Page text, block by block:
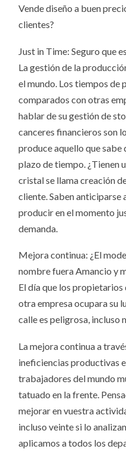
Vende diseño a buen
clientes?
Just in Time: Seguro que
La gestión de la
el mundo. Los tiempos de
comparados con otras
hablar de su gestión de
canceres financieros son
produce aquello que sabe
plazo de tiempo. ¿Tienen
cristal se llama creación
cliente. Saben anticiparse
producir en el momento
demanda.
Mejora continua: ¿El
nombre fuera Amancio y
El día que los
otra empresa ocupara su
calle es peligrosa, incluso
La mejora continua a
ineficiencias productivas
trabajadores del mundo
tatuado en la frente.
mejorar en vuestra
incluso veinte si lo
aplicamos a todos los